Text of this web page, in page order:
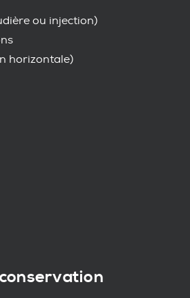
ou injection)
horizontale)